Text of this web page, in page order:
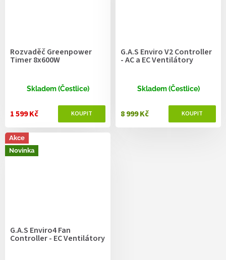
Rozvaděč Greenpower
Timer 8x600W
Skladem (Čestlice)
1 599 Kč
G.A.S Enviro V2 Controller
- AC a EC Ventilátory
Skladem (Čestlice)
8 999 Kč
Akce
Novinka
G.A.S Enviro4 Fan
Controller - EC Ventilátory